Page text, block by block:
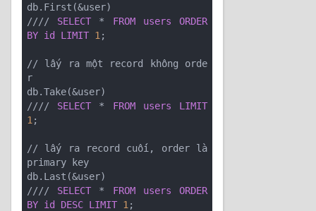
db.First(&user)
//// SELECT * FROM users
ORDER
BY id LIMIT 1 ;
// lấy ra một record không orde
r
db.Take(&user)
//// SELECT * FROM users
LIMIT
1 ;
// lấy ra record cuối, order là
primary key
db.Last(&user)
//// SELECT * FROM users
ORDER
BY id DESC LIMIT 1 ;